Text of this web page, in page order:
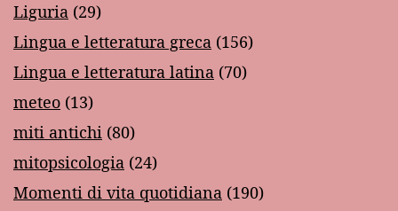
Liguria (29)
Lingua e letteratura greca (156)
Lingua e letteratura latina (70)
meteo (13)
miti antichi (80)
mitopsicologia (24)
Momenti di vita quotidiana (190)